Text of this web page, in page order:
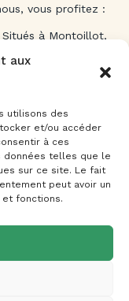
aux
utilisons des
et/ou accéder
à ces
données telles que le
sur ce site. Le fait
peut avoir un
fonctions.
vous profitez :
Situés à Montoillot,
beaux parcours de
Golf du
parcours,
pour
mettons à votre
entreposer vos
et des meilleures
séjour par une